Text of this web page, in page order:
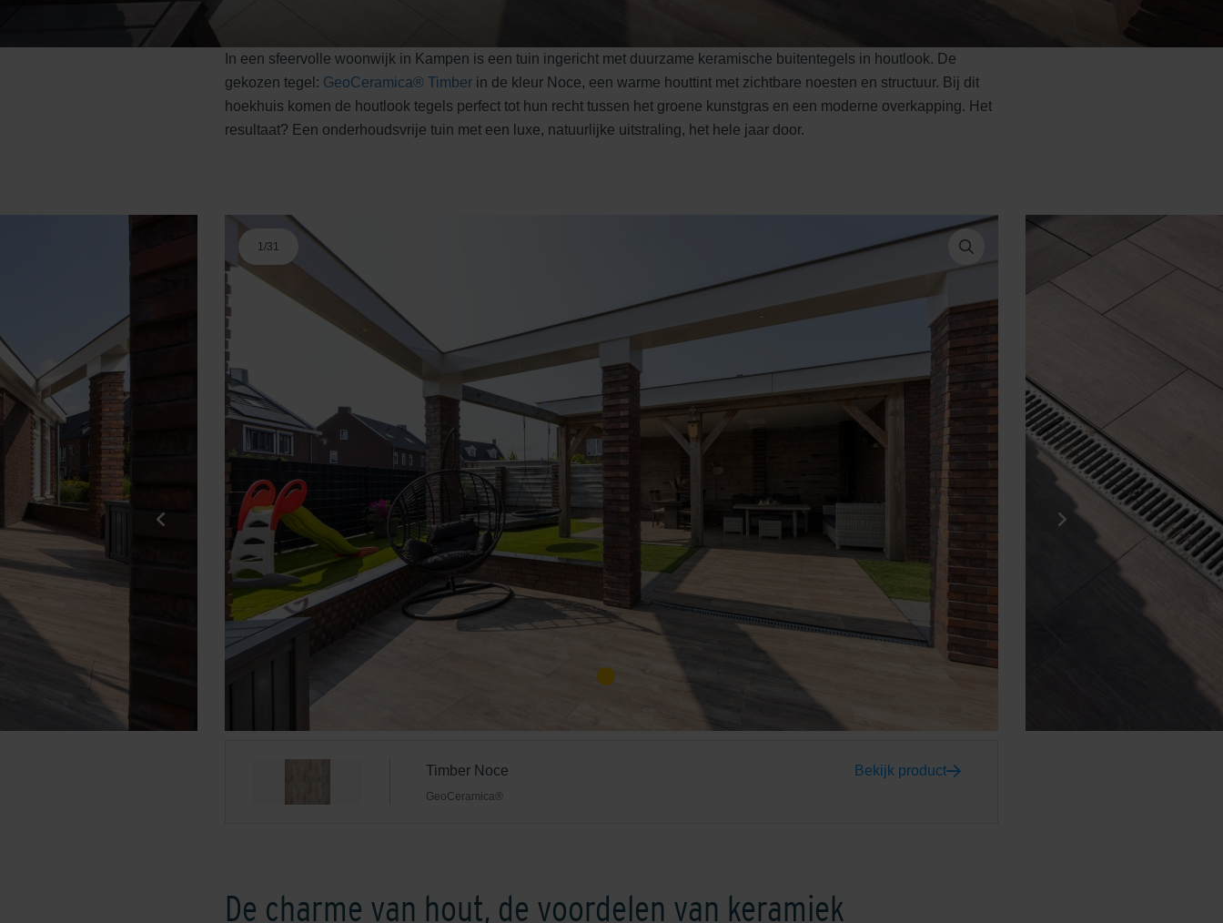
In een sfeervolle woonwijk in Kampen is een tuin ingericht met duurzame keramische buitentegels in houtlook. De
gekozen tegel: GeoCeramica® Timber in de kleur Noce, een warme houttint met zichtbare noesten en structuur. Bij dit
hoekhuis komen de houtlook tegels perfect tot hun recht tussen het groene kunstgras en een moderne overkapping. Het
resultaat? Een onderhoudsvrije tuin met een luxe, natuurlijke uitstraling, het hele jaar door.
1/31
Timber Noce
GeoCeramica®
Bekijk product
De charme van hout, de voordelen van keramiek